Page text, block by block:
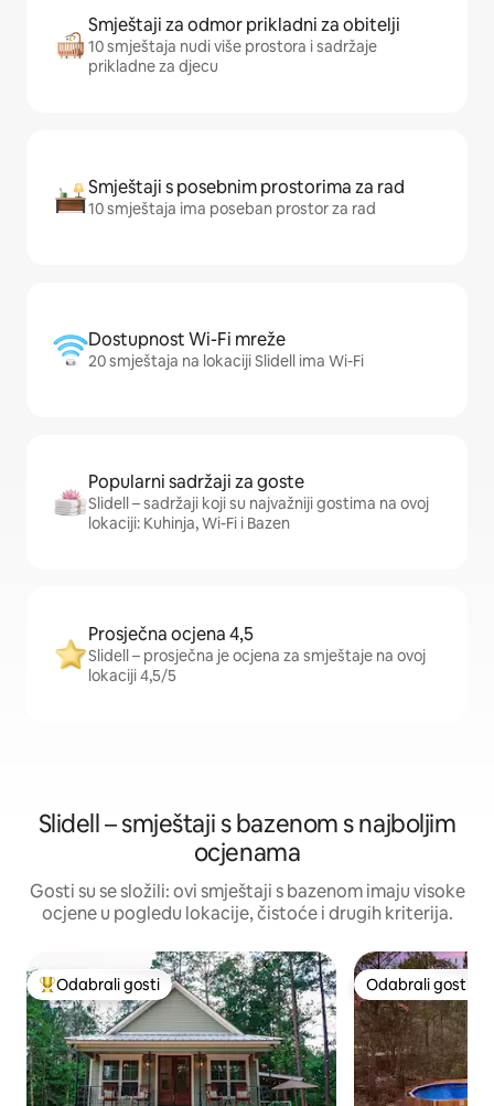
Smještaji za odmor prikladni za obitelji
10 smještaja nudi više prostora i sadržaje
prikladne za djecu
Smještaji s posebnim prostorima za rad
10 smještaja ima poseban prostor za rad
Dostupnost Wi-Fi mreže
20 smještaja na lokaciji Slidell ima Wi-Fi
Popularni sadržaji za goste
Slidell – sadržaji koji su najvažniji gostima na ovoj
lokaciji: Kuhinja, Wi-Fi i Bazen
Prosječna ocjena 4,5
Slidell – prosječna je ocjena za smještaje na ovoj
lokaciji 4,5/5
Slidell – smještaji s bazenom s najboljim
ocjenama
Gosti su se složili: ovi smještaji s bazenom imaju visoke
ocjene u pogledu lokacije, čistoće i drugih kriterija.
Među najviše rangiranima s oznakom „Odabrali gosti”
Odabrali gosti Odabrali gosti
Odabrali gosti